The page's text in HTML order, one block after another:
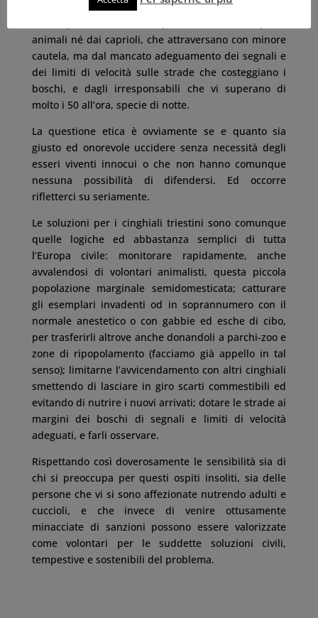
animali né dai caprioli, che attraversano con minore
cautela, ma dal mancato adeguamento dei segnali e
dei limiti di velocità sulle strade che costeggiano i
boschi, e dagli irresponsabili che vi superano di
molto i 50 all’ora, specie di notte.
La questione etica è ovviamente se e quanto sia
giusto ed onorevole uccidere senza necessità degli
esseri viventi innocui o che non hanno comunque
nessuna possibilità di difendersi. Ed occorre
rifletterci su seriamente.
Le soluzioni per i cinghiali triestini sono comunque
quelle logiche ed abbastanza semplici di tutta
l’Europa civile: monitorare rapidamente, anche
avvalendosi di volontari animalisti, questa piccola
popolazione marginale semidomesticata; catturare
gli esemplari invadenti od in soprannumero con il
normale anestetico o con gabbie ed esche di cibo,
per trasferirli altrove anche donandoli a parchi-zoo e
zone di ripopolamento (facciamo già appello in tal
senso); limitarne l’avvicendamento con altri cinghiali
smettendo di lasciare in giro scarti commestibili ed
evitando di nutrire i nuovi arrivati; dotare le strade ai
margini dei boschi di segnali e limiti di velocità
adeguati, e farli osservare.
Rispettando così doverosamente le sensibilità sia di
chi si preoccupa per questi ospiti insoliti, sia delle
persone che vi si sono affezionate nutrendo adulti e
cuccioli, e che invece di venire ottusamente
minacciate di sanzioni possono essere valorizzate
come volontari per le suddette soluzioni civili,
tempestive e sostenibili del problema.